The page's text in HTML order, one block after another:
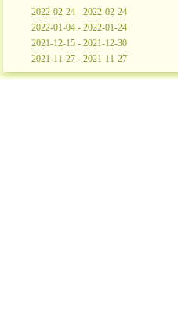
2022-02-24 - 2022-02-24
2022-01-04 - 2022-01-24
2021-12-15 - 2021-12-30
2021-11-27 - 2021-11-27